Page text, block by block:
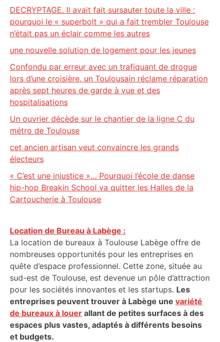
DECRYPTAGE. Il avait fait sursauter toute la ville :
pourquoi le « superbolt » qui a fait trembler Toulouse
n’était pas un éclair comme les autres
une nouvelle solution de logement pour les jeunes
Confondu par erreur avec un trafiquant de drogue
lors d’une croisière, un Toulousain réclame réparation
après sept heures de garde à vue et des
hospitalisations
Un ouvrier décède sur le chantier de la ligne C du
métro de Toulouse
cet ancien artisan veut convaincre les grands
électeurs
« C’est une injustice »… Pourquoi l’école de danse
hip-hop Breakin School va quitter les Halles de la
Cartoucherie à Toulouse
Location de Bureau à Labège :
La location de bureaux à Toulouse Labège offre de
nombreuses opportunités pour les entreprises en
quête d’espace professionnel. Cette zone, située au
sud-est de Toulouse, est devenue un pôle d’attraction
pour les sociétés innovantes et les startups. Les
entreprises peuvent trouver à Labège une variété
de bureaux à louer allant de petites surfaces à des
espaces plus vastes, adaptés à différents besoins
et budgets.